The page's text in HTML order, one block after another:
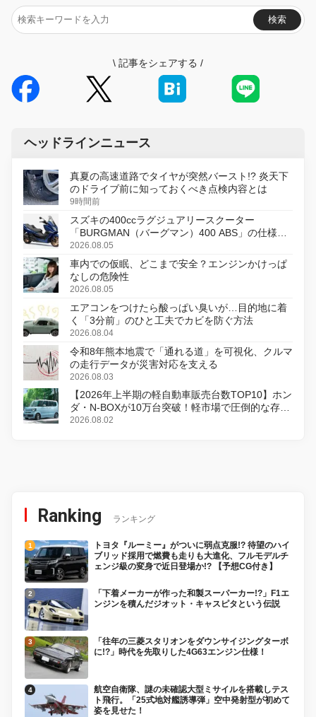
検索
\ 記事をシェアする /
ヘッドラインニュース
真夏の高速道路でタイヤが突然バースト!? 炎天下
のドライブ前に知っておくべき点検内容とは
9時間前
スズキの400ccラグジュアリースクーター
「BURGMAN（バーグマン）400 ABS」の仕様を
変更し、8月18日に発売
2026.08.05
車内での仮眠、どこまで安全？エンジンかけっぱ
なしの危険性
2026.08.05
エアコンをつけたら酸っぱい臭いが…目的地に着
く「3分前」のひと工夫でカビを防ぐ方法
2026.08.04
令和8年熊本地震で「通れる道」を可視化、クルマ
の走行データが災害対応を支える
2026.08.03
【2026年上半期の軽自動車販売台数TOP10】ホン
ダ・N-BOXが10万台突破！軽市場で圧倒的な存在
感
2026.08.02
Ranking ランキング
トヨタ『ルーミー』がついに弱点克服!? 待望のハイ
ブリッド採用で燃費も走りも大進化、フルモデルチ
ェンジ級の変身で近日登場か!? 【予想CG付き】
「下着メーカーが作った和製スーパーカー!?」F1エ
ンジンを積んだジオット・キャスピタという伝説
「往年の三菱スタリオンをダウンサイジングターボ
に!?」時代を先取りした4G63エンジン仕様！
航空自衛隊、謎の未確認大型ミサイルを搭載しテス
ト飛行。「25式地対艦誘導弾」空中発射型が初めて
姿を見せた！